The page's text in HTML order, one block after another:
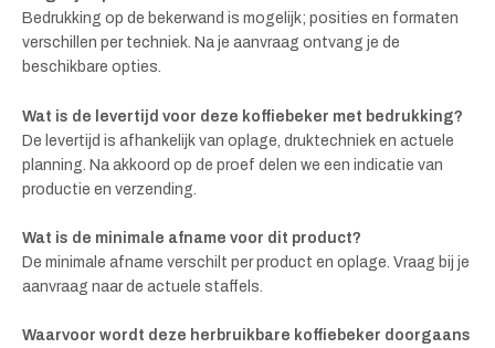
Bedrukking op de bekerwand is mogelijk; posities en formaten
verschillen per techniek. Na je aanvraag ontvang je de
beschikbare opties.
Wat is de levertijd voor deze koffiebeker met bedrukking?
De levertijd is afhankelijk van oplage, druktechniek en actuele
planning. Na akkoord op de proef delen we een indicatie van
productie en verzending.
Wat is de minimale afname voor dit product?
De minimale afname verschilt per product en oplage. Vraag bij je
aanvraag naar de actuele staffels.
Waarvoor wordt deze herbruikbare koffiebeker doorgaans